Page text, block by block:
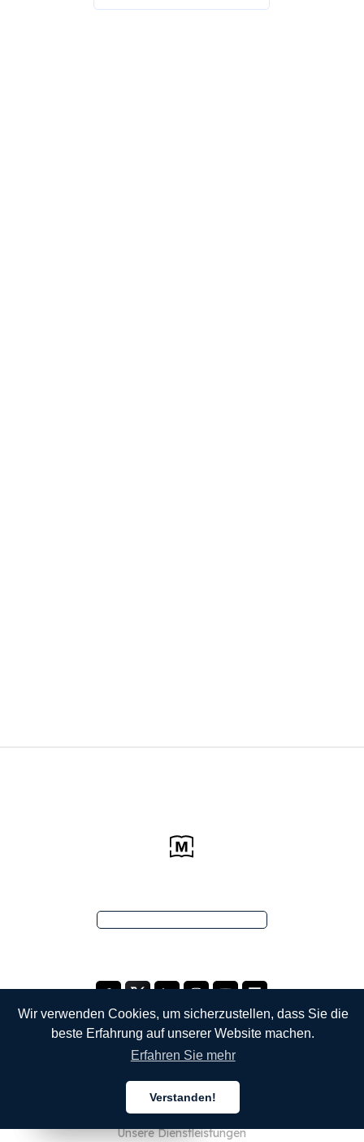
Wir verwenden Cookies, um sicherzustellen, dass Sie die
beste Erfahrung auf unserer Website machen.
Erfahren Sie mehr
Verstanden!
Über uns
Unsere Dienstleistungen
Deutsch
Deutsch
Deutsch